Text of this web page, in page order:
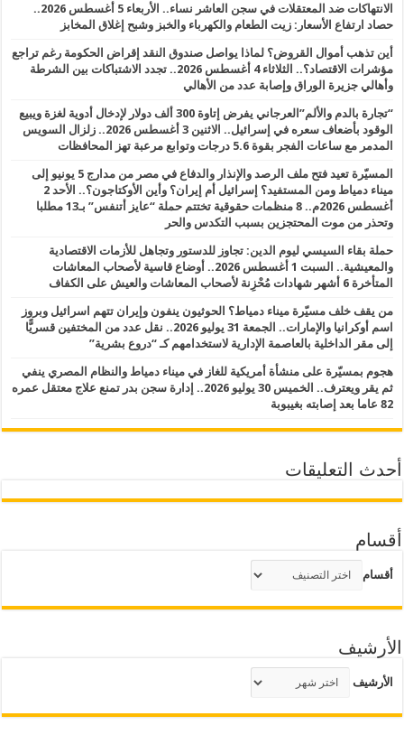
الانتهاكات ضد المعتقلات في سجن العاشر نساء.. الأربعاء 5 أغسطس 2026..
حصاد ارتفاع الأسعار: زيت الطعام والكهرباء والخبز وشبح إغلاق المخابز
أين تذهب أموال القروض؟ لماذا يواصل صندوق النقد إقراض الحكومة رغم تراجع
مؤشرات الاقتصاد؟.. الثلاثاء 4 أغسطس 2026.. تجدد الاشتباكات بين الشرطة
وأهالي جزيرة الوراق وإصابة عدد من الأهالي
“تجارة بالدم والألم”العرجاني يفرض إتاوة 300 ألف دولار لإدخال أدوية لغزة ويبيع
الوقود بأضعاف سعره في إسرائيل.. الاثنين 3 أغسطس 2026.. زلزال السويس
المدمر مع ساعات الفجر بقوة 5.6 درجات وتوابع مرعبة تهز المحافظات
المسيّرة تعيد فتح ملف الرصد والإنذار والدفاع في مصر من مدارج 5 يونيو إلى
ميناء دمياط ومن المستفيد؟ إسرائيل أم إيران؟ وأين الأوكتاجون؟.. الأحد 2
أغسطس 2026م.. 8 منظمات حقوقية تختتم حملة “عايز أتنفس” بـ13 مطلبا
وتحذر من موت المحتجزين بسبب التكدس والحر
حملة بقاء السيسي ليوم الدين: تجاوز للدستور وتجاهل للأزمات الاقتصادية
والمعيشية.. السبت 1 أغسطس 2026.. أوضاع قاسية لأصحاب المعاشات
المتأخرة 6 أشهر شهادات مُحْزِنة لأصحاب المعاشات والعيش على الكفاف
من يقف خلف مسيّرة ميناء دمياط؟ الحوثيون ينفون وإيران تتهم اسرائيل وبروز
اسم أوكرانيا والإمارات.. الجمعة 31 يوليو 2026.. نقل عدد من المختفين قسريًّا
إلى مقر الداخلية بالعاصمة الإدارية لاستخدامهم كـ “دروع بشرية”
هجوم بمسيّرة على منشأة أمريكية للغاز في ميناء دمياط والنظام المصري ينفي
ثم يقر ويعترف.. الخميس 30 يوليو 2026.. إدارة سجن بدر تمنع علاج معتقل عمره
82 عاما بعد إصابته بغيبوبة
أحدث التعليقات
أقسام
أقسام
الأرشيف
الأرشيف